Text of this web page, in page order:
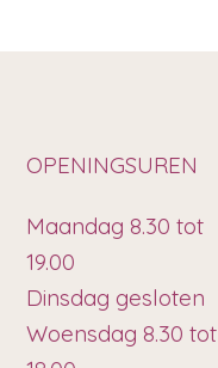
Maandag 8.30 tot
19.00
Dinsdag gesloten
Woensdag 8.30 tot
OPENINGSUREN